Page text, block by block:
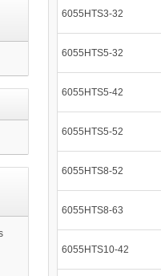
6055HTS3-32
6055HTS5-32
6055HTS5-42
6055HTS5-52
6055HTS8-52
6055HTS8-63
6055HTS10-42